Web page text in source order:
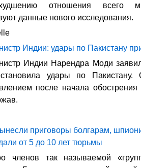
отношения
данные нового исследования.
Индии: удары по Пакистану
Индии Нарендра Моди
удары по
после начала обострения
приговоры болгарам,
от 5 до 10 лет тюрьмы
членов так называемой